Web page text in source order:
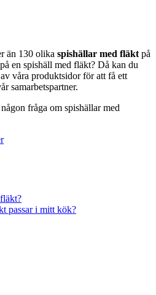
än 130 olika spishällar med fläkt på
en spishäll med fläkt? Då kan du
våra produktsidor för att få ett
samarbetspartner.
fråga om spishällar med
passar i mitt kök?